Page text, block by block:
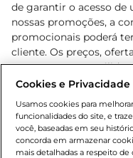
de garantir o acesso
nossas promoções, a
promocionais poderá
cliente. Os preços,
o e-commerce e
sofrer alterações sem
Lei n.º 8069/90, art. 81,
Adolescente). Preços e
www.bretas.com.br,
Cookies e Privacidade
Usamos cookies para
funcionalidades do site, e
você, baseadas em seu
concorda em armazenar
mais detalhadas a respeito